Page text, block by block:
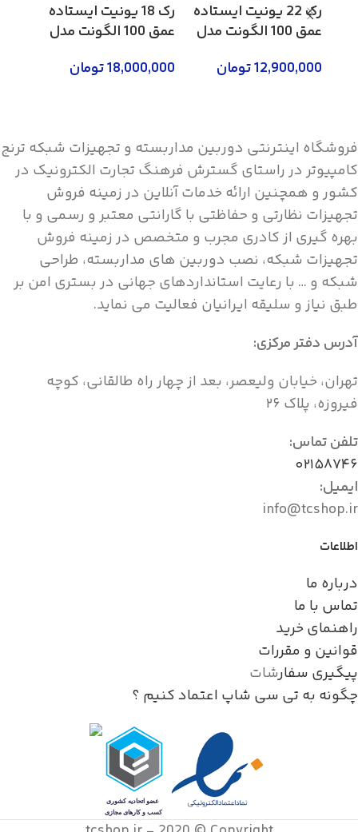
رک 22 یونیت ایستاده
عمق 100 الگونت مدل
12,900,000تومان
رک 18 یونیت ایستاده
عمق 100 الگونت مدل
18,000,000تومان
فروشگاه اینترنتی دوربین مداربسته و تجهیزات شبکه ترنج
کامپیوتر در راستای گسترش فرهنگ تجارت الکترونیک در
کشور و همچنین ارائه خدمات آنلاین در زمینه فروش
تجهیزات نظارتی و حفاظتی با گارانتی معتبر و رسمی و با
بهره گیری از کادری مجرب و متخصص در زمینه فروش
تجهیزات شبکه، نصب دوربین های مداربسته، طراحی
شبکه و … با رعایت استانداردهای جهانی در بستری امن بر
طبق نیاز و سلیقه ایرانیان فعالیت می نماید.
آدرس دفتر مرکزی:
تهران، خیابان ولیعصر، بعد از چهار راه طالقانی، کوچه
فیروزه، پلاک ۲۶
تلفن تماس:
۰۲۱۵۸۷۴۶
ایمیل:
info@tcshop.ir
اطلاعات
درباره ما
تماس با ما
راهنمای خرید
قوانین و مقررات
پیگیری سفارشات
چگونه به تی سی شاپ اعتماد کنیم ؟